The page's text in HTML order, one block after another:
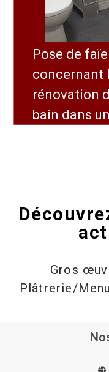
Pose de
concernant
rénovation
bain dans
Gros
Plâtrerie/